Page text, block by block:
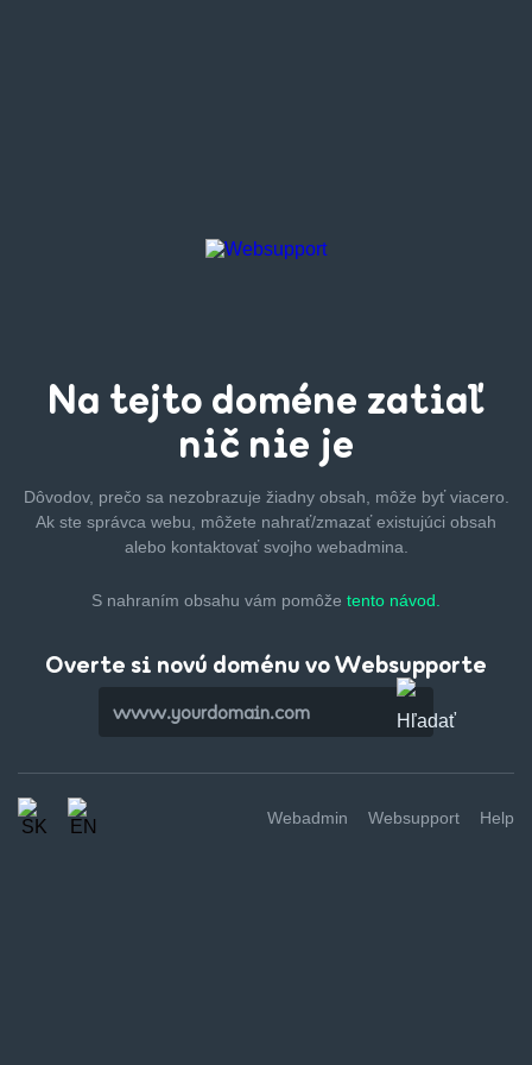
Na tejto doméne zatiaľ
nič nie je
Dôvodov, prečo sa nezobrazuje žiadny obsah, môže byťviacero.
Ak ste správca webu, môžete nahrať/zmazaťexistujúci obsah
alebo kontaktovať svojho webadmina.
S nahraním obsahu vám pomôže tento návod.
Overte si novú doménu vo Websupporte
Webadmin Websupport Help